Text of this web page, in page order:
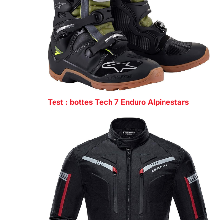
Test : bottes Tech 7 Enduro Alpinestars